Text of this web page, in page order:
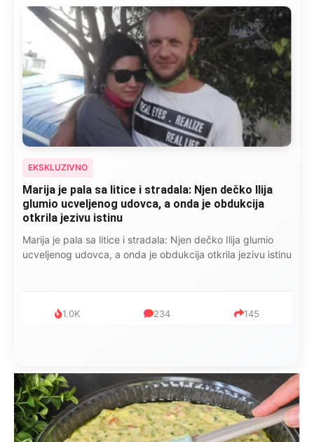
EKSKLUZIVNO
Marija je pala sa litice i stradala: Njen dečko Ilija
glumio ucveljenog udovca, a onda je obdukcija
otkrila jezivu istinu
Marija je pala sa litice i stradala: Njen dečko Ilija glumio
ucveljenog udovca, a onda je obdukcija otkrila jezivu istinu
1.0K 234 145